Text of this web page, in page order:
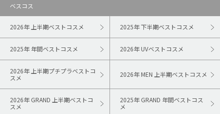
ベスコス
2026年 上半期ベストコスメ 2025年 下半期ベストコスメ
2025年 年間ベストコスメ 2026年 UVベストコスメ
2026年 上半期プチプラベストコ
スメ
2026年 MEN 上半期ベストコスメ
2026年 GRAND 上半期ベストコ
スメ
2025年 GRAND 年間ベストコス
メ